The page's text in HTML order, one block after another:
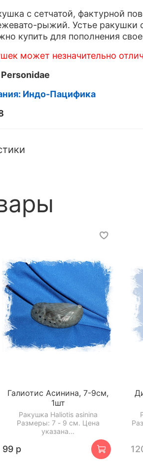
с сетчатой, фактурной
рыжий. Устье ракушки
купить для пополнения
может незначительно
Индо-Пацифика
Галиотис Асинина, 7-9см,
1шт
Ракушка Haliotis asinina
Размеры: 7 - 9 см. Цена
указана...
99 р